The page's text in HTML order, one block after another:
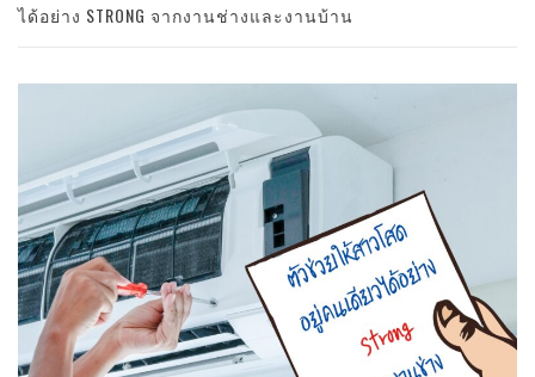
ได้อย่าง STRONG จากงานช่างและงานบ้าน